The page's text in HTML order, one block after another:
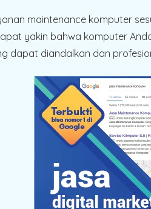
maintenance komputer
yakin bahwa komputer
dapat diandalkan dan